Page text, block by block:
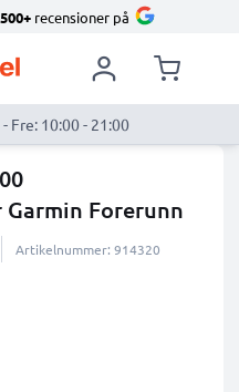
recensioner på
Fre: 10:00 - 21:00
Forerunn
Artikelnummer: 914320